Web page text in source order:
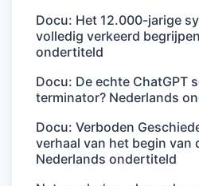
Docu: Het 12.000-jarige
volledig verkeerd
ondertiteld
Docu: De echte ChatGPT
terminator? Nederlands
Docu: Verboden
verhaal van het begin van
Nederlands ondertiteld